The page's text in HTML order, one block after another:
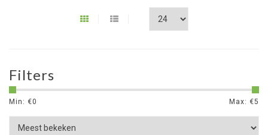
Filters
Min: €0 Max: €5